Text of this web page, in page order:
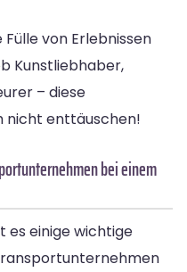
von Erlebnissen
Kunstliebhaber,
– diese
nicht enttäuschen!
bei einem
es einige wichtige